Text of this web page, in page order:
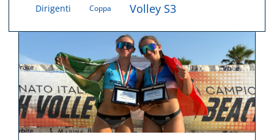
Dirigenti Coppa Volley S3